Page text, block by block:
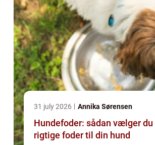
31 july 2026 Annika Sørensen
Hundefoder: sådan vælger du
rigtige foder til din hund